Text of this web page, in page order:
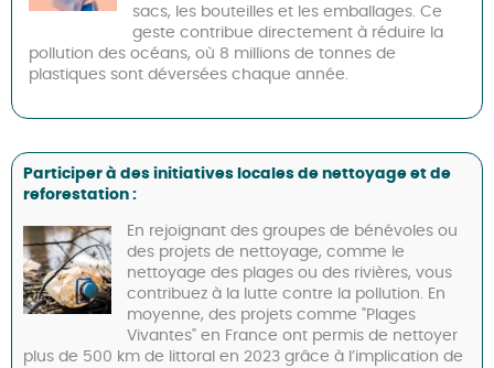
sacs, les bouteilles et les emballages. Ce
geste contribue directement à réduire la
pollution des océans, où 8 millions de tonnes de
plastiques sont déversées chaque année.
Participer à des initiatives locales de nettoyage et de
reforestation :
En rejoignant des groupes de bénévoles ou
des projets de nettoyage, comme le
nettoyage des plages ou des rivières, vous
contribuez à la lutte contre la pollution. En
moyenne, des projets comme "Plages
Vivantes" en France ont permis de nettoyer
plus de 500 km de littoral en 2023 grâce à l’implication de